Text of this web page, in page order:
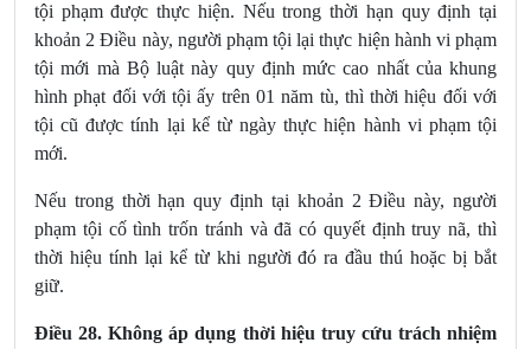
tội phạm được thực hiện. Nếu trong thời hạn quy định tại
khoản 2 Điều này, người phạm tội lại thực hiện hành vi phạm
tội mới mà Bộ luật này quy định mức cao nhất của khung
hình phạt đối với tội ấy trên 01 năm tù, thì thời hiệu đối với
tội cũ được tính lại kể từ ngày thực hiện hành vi phạm tội
mới.
Nếu trong thời hạn quy định tại khoản 2 Điều này, người
phạm tội cố tình trốn tránh và đã có quyết định truy nã, thì
thời hiệu tính lại kể từ khi người đó ra đầu thú hoặc bị bắt
giữ.
Điều 28. Không áp dụng thời hiệu truy cứu trách nhiệm